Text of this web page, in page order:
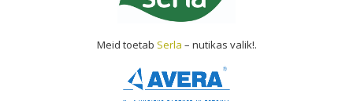
Meid toetab Serla – nutikas valik!.